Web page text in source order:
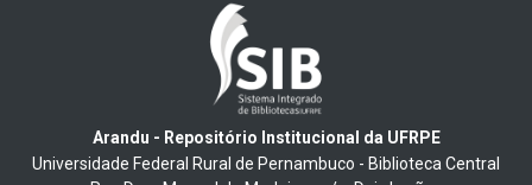
Arandu - Repositório Institucional da UFRPE
Universidade Federal Rural de Pernambuco - Biblioteca Central